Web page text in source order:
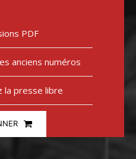
PDF
anciens numéros
la presse libre